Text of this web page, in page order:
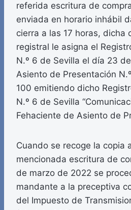
referida escritura de
enviada en horario inhábil
cierra a las 17 horas, dicha
registral le asigna el
N.º 6 de Sevilla el día 23
Asiento de Presentación
100 emitiendo dicho
N.º 6 de Sevilla
Fehaciente de Asiento de
Cuando se recoge la copia
mencionada escritura de
de marzo de 2022 se
mandante a la preceptiva
del Impuesto de